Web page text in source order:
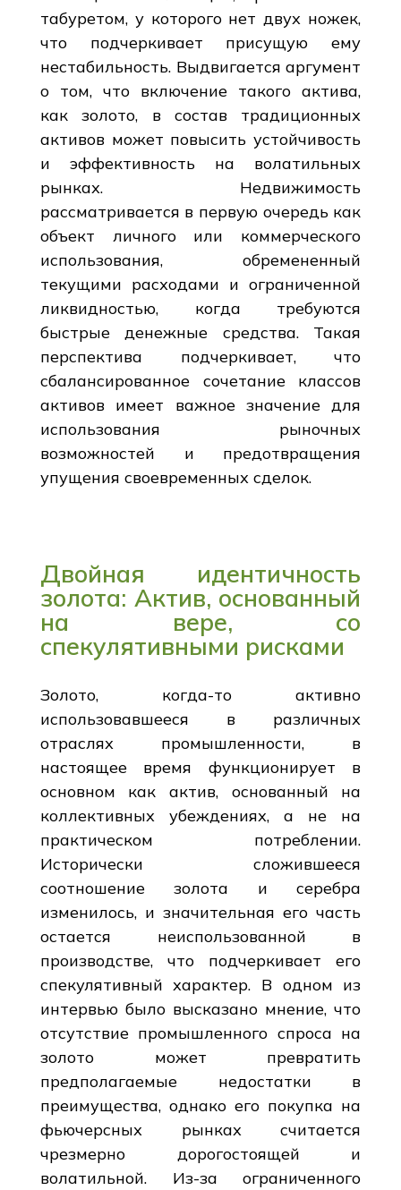
табуретом, у которого нет двух ножек,
что подчеркивает присущую ему
нестабильность. Выдвигается аргумент
о том, что включение такого актива,
как золото, в состав традиционных
активов может повысить устойчивость
и эффективность на волатильных
рынках. Недвижимость
рассматривается в первую очередь как
объект личного или коммерческого
использования, обремененный
текущими расходами и ограниченной
ликвидностью, когда требуются
быстрые денежные средства. Такая
перспектива подчеркивает, что
сбалансированное сочетание классов
активов имеет важное значение для
использования рыночных
возможностей и предотвращения
упущения своевременных сделок.
Двойная идентичность
золота: Актив, основанный
на вере, со
спекулятивными рисками
Золото, когда-то активно
использовавшееся в различных
отраслях промышленности, в
настоящее время функционирует в
основном как актив, основанный на
коллективных убеждениях, а не на
практическом потреблении.
Исторически сложившееся
соотношение золота и серебра
изменилось, и значительная его часть
остается неиспользованной в
производстве, что подчеркивает его
спекулятивный характер. В одном из
интервью было высказано мнение, что
отсутствие промышленного спроса на
золото может превратить
предполагаемые недостатки в
преимущества, однако его покупка на
фьючерсных рынках считается
чрезмерно дорогостоящей и
волатильной. Из-за ограниченного